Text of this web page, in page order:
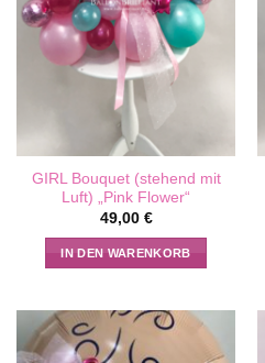
GIRL Bouquet (stehend mit
Luft) „Pink Flower“
49,00 €
IN DEN WARENKORB